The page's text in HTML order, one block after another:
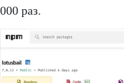
000 раз.